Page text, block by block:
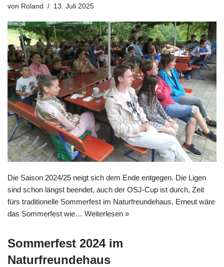
von Roland 13. Juli 2025
Die Saison 2024/25 neigt sich dem Ende entgegen. Die Ligen
sind schon längst beendet, auch der OSJ-Cup ist durch, Zeit
fürs traditionelle Sommerfest im Naturfreundehaus. Erneut wäre
das Sommerfest wie… Weiterlesen »
Sommerfest 2024 im
Naturfreundehaus